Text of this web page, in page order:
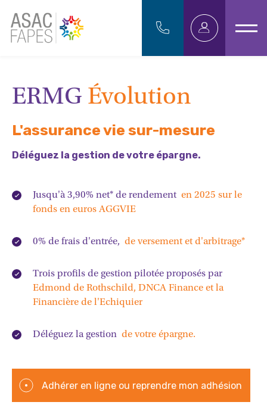
Le fonds en euros
Fiscalité
ERMG Évolution
L'assurance vie sur-mesure
Déléguez la gestion de votre épargne.
Jusqu'à 3,90% net* de rendement en 2025 sur le
fonds en euros AGGVIE
0% de frais d'entrée, de versement et d'arbitrage*
Trois profils de gestion pilotée proposés par
Edmond de Rothschild, DNCA Finance et la
Financière de l'Echiquier
Déléguez la gestion de votre épargne.
Adhérer en ligne ou reprendre mon adhésion